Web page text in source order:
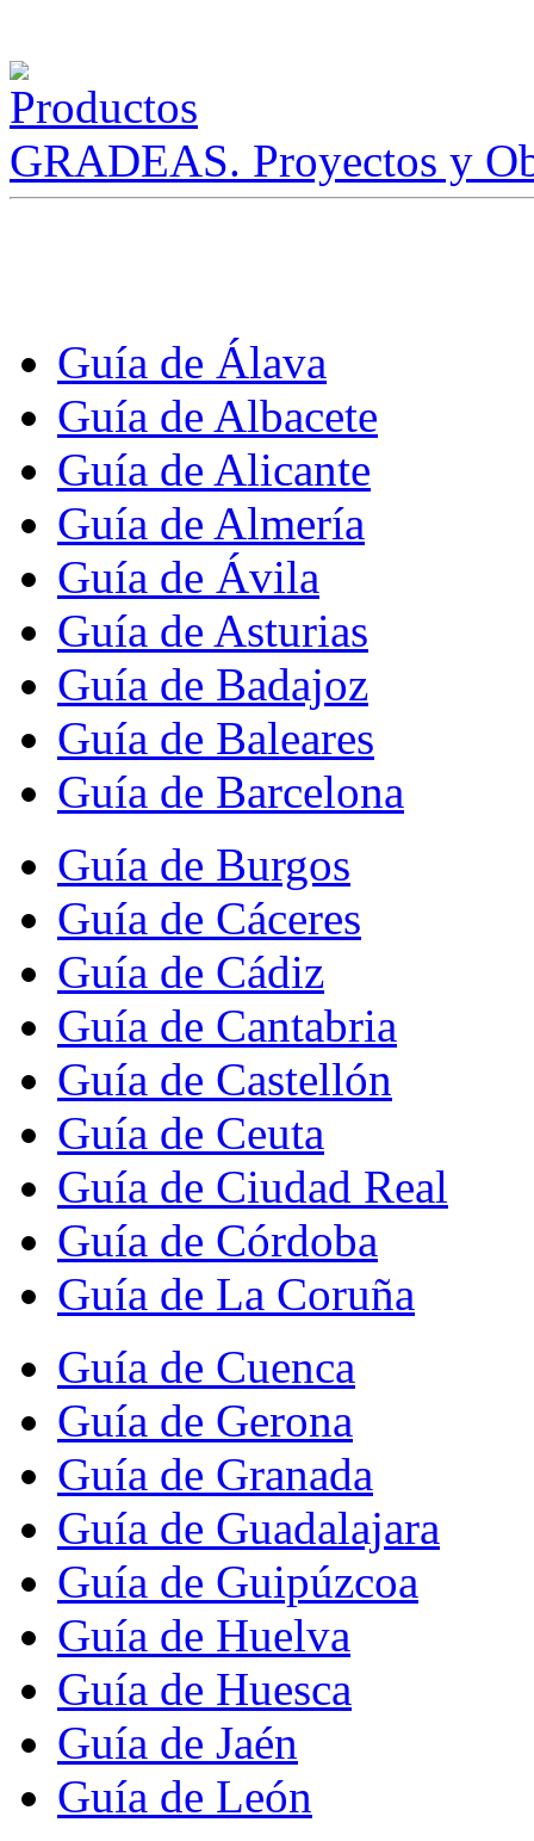
GRADEAS. Proyectos y
Guía de Álava
Guía de Albacete
Guía de Alicante
Guía de Almería
Guía de Ávila
Guía de Asturias
Guía de Badajoz
Guía de Baleares
Guía de Barcelona
Guía de Burgos
Guía de Cáceres
Guía de Cádiz
Guía de Cantabria
Guía de Castellón
Guía de Ceuta
Guía de Ciudad Real
Guía de Córdoba
Guía de La Coruña
Guía de Cuenca
Guía de Gerona
Guía de Granada
Guía de Guadalajara
Guía de Guipúzcoa
Guía de Huelva
Guía de Huesca
Guía de Jaén
Guía de León